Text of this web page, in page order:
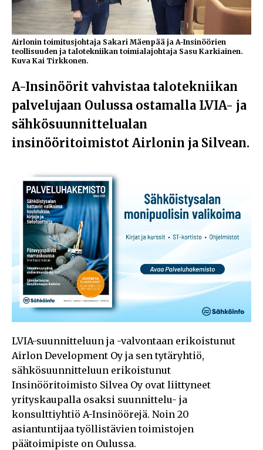
Airlonin toimitusjohtaja Sakari Mäenpää ja A-Insinöörien
teollisuuden ja talotekniikan toimialajohtaja Sasu Karkiainen.
Kuva Kai Tirkkonen.
A-Insinöörit vahvistaa talotekniikan
palvelujaan Oulussa ostamalla LVIA- ja
sähkösuunnittelualan
insinööritoimistot Airlonin ja Silvean.
LVIA-suunnitteluun ja -valvontaan erikoistunut
Airlon Development Oy ja sen tytäryhtiö,
sähkösuunnitteluun erikoistunut
Insinööritoimisto Silvea Oy ovat liittyneet
yrityskaupalla osaksi suunnittelu- ja
konsulttiyhtiö A-Insinöörejä. Noin 20
asiantuntijaa työllistävien toimistojen
päätoimipiste on Oulussa.